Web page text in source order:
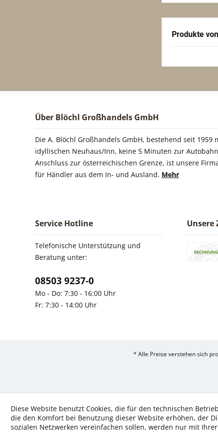
Produkte
Über Blöchl Großhandels GmbH
Die A. Blöchl Großhandels GmbH, bestehend seit
idyllischen Neuhaus/Inn, keine 5 Minuten zur
Anschluss zur österreichischen Grenze, ist unsere
für Händler aus dem In- und Ausland. Mehr
Service Hotline
Telefonische Unterstützung und
Beratung unter:
08503 9237-0
Mo - Do: 7:30 - 16:00 Uhr
Fr: 7:30 - 14:00 Uhr
Unsere
* Alle Preise verstehen sich
Diese Website benutzt Cookies, die für den technischen
die den Komfort bei Benutzung dieser Website erhöhen, der
sozialen Netzwerken vereinfachen sollen, werden nur mit